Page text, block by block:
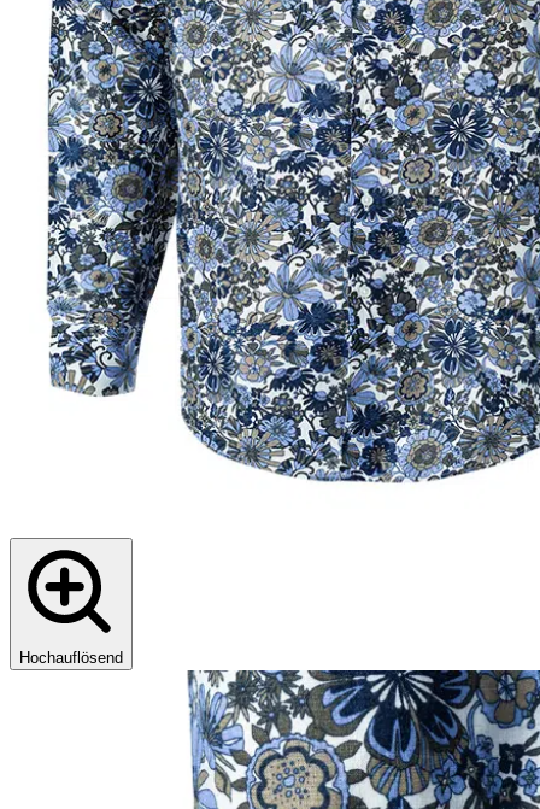
Hochauflösend